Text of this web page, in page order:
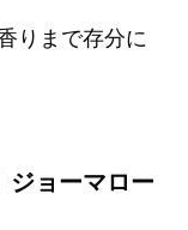
りまで存分に
ジョーマロー